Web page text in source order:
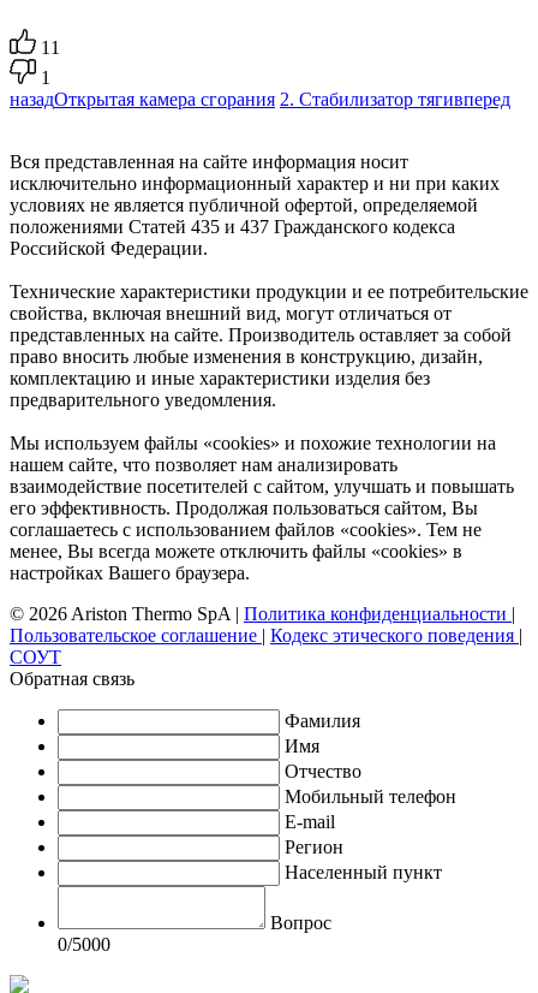
11
1
назадОткрытая камера сгорания 2. Стабилизатор тягивперед
Вся представленная на сайте информация носит
исключительно информационный характер и ни при каких
условиях не является публичной офертой, определяемой
положениями Статей 435 и 437 Гражданского кодекса
Российской Федерации.
Технические характеристики продукции и ее потребительские
свойства, включая внешний вид, могут отличаться от
представленных на сайте. Производитель оставляет за собой
право вносить любые изменения в конструкцию, дизайн,
комплектацию и иные характеристики изделия без
предварительного уведомления.
Мы используем файлы «cookies» и похожие технологии на
нашем сайте, что позволяет нам анализировать
взаимодействие посетителей с сайтом, улучшать и повышать
его эффективность. Продолжая пользоваться сайтом, Вы
соглашаетесь с использованием файлов «cookies». Тем не
менее, Вы всегда можете отключить файлы «cookies» в
настройках Вашего браузера.
© 2026 Ariston Thermo SpA | Политика конфиденциальности |
Пользовательское соглашение | Кодекс этического поведения |
СОУТ
Обратная связь
Фамилия
Имя
Отчество
Мобильный телефон
E-mail
Регион
Населенный пункт
Вопрос
0/5000